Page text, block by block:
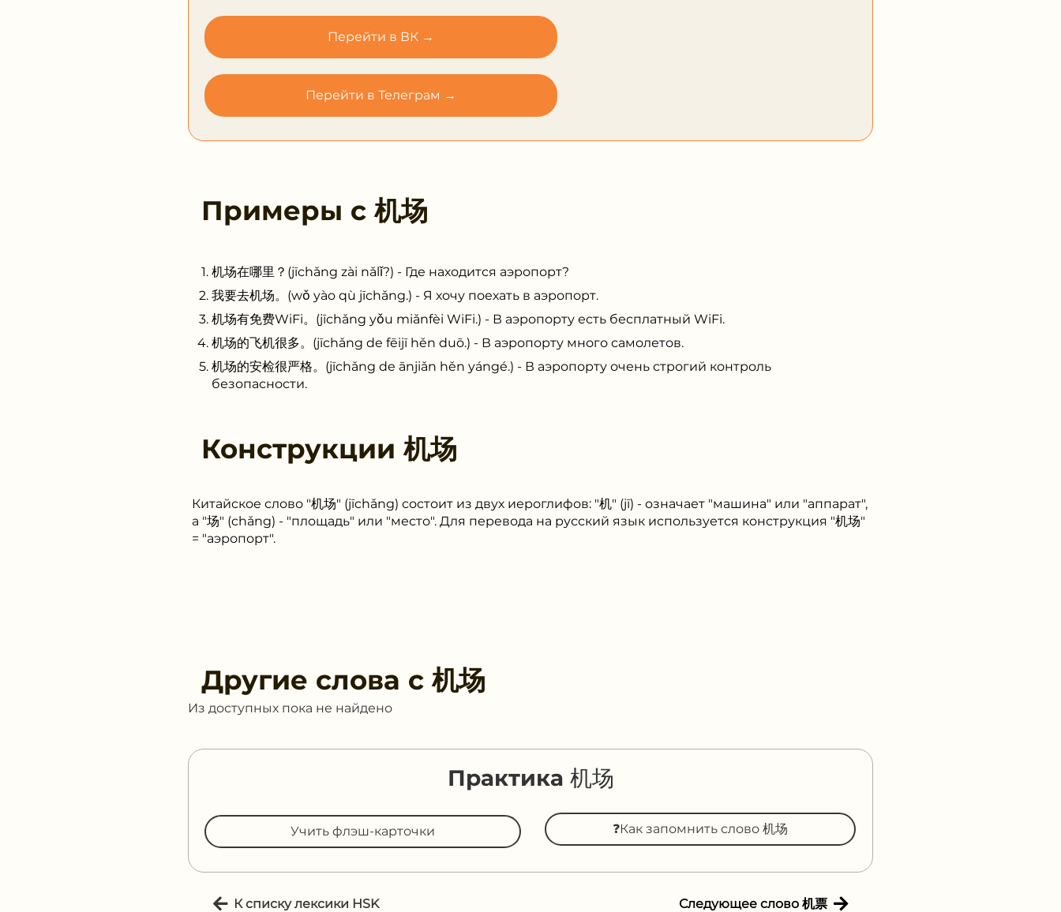
Перейти в ВК →
Перейти в Телеграм →
Примеры с机场
机场在哪里？(jīchǎng zài nǎlǐ?) - Где находится аэропорт?
我要去机场。(wǒ yào qù jīchǎng.) - Я хочу поехать в аэропорт.
机场有免费WiFi。(jīchǎng yǒu miǎnfèi WiFi.) - В аэропорту есть бесплатный WiFi.
机场的飞机很多。(jīchǎng de fēijī hěn duō.) - В аэропорту много самолетов.
机场的安检很严格。(jīchǎng de ānjiǎn hěn yángé.) - В аэропорту очень строгий контроль
безопасности.
Конструкции机场
Китайское слово "机场" (jīchǎng) состоит из двух иероглифов: "机" (jī) - означает "машина" или "аппарат",
а "场" (chǎng) - "площадь" или "место". Для перевода на русский язык используется конструкция "机场"
= "аэропорт".
Другие слова с机场
Из доступных пока не найдено
Практика 机场
Учить флэш-карточки ❓Как запомнить слово 机场
К списку лексики HSK Следующее слово 机票